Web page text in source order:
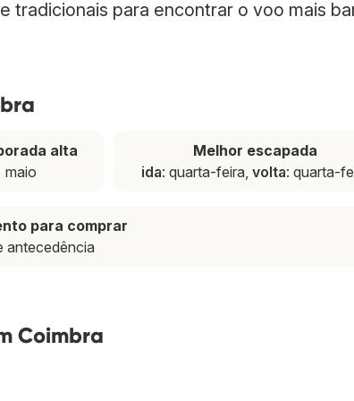
tradicionais para encontrar o voo mais
alta
maio
Melhor escapada
ida: quarta-feira, volta: quarta-
para comprar
antecedência
Coimbra